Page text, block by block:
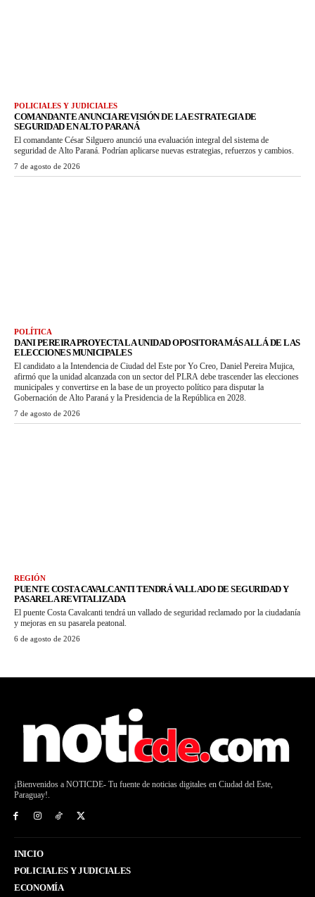
POLICIALES Y JUDICIALES
COMANDANTE ANUNCIA REVISIÓN DE LA ESTRATEGIA DE
SEGURIDAD EN ALTO PARANÁ
El comandante César Silguero anunció una evaluación integral del sistema de
seguridad de Alto Paraná. Podrían aplicarse nuevas estrategias, refuerzos y cambios.
7 de agosto de 2026
POLÍTICA
DANI PEREIRA PROYECTA LA UNIDAD OPOSITORA MÁS ALLÁ DE LAS
ELECCIONES MUNICIPALES
El candidato a la Intendencia de Ciudad del Este por Yo Creo, Daniel Pereira Mujica,
afirmó que la unidad alcanzada con un sector del PLRA debe trascender las elecciones
municipales y convertirse en la base de un proyecto político para disputar la
Gobernación de Alto Paraná y la Presidencia de la República en 2028.
7 de agosto de 2026
REGIÓN
PUENTE COSTA CAVALCANTI TENDRÁ VALLADO DE SEGURIDAD Y
PASARELA REVITALIZADA
El puente Costa Cavalcanti tendrá un vallado de seguridad reclamado por la ciudadanía
y mejoras en su pasarela peatonal.
6 de agosto de 2026
¡Bienvenidos a NOTICDE- Tu fuente de noticias digitales en Ciudad del Este,
Paraguay!.
INICIO
POLICIALES Y JUDICIALES
ECONOMÍA